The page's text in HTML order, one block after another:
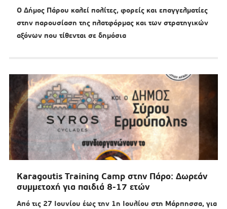
Ο Δήμος Πάρου καλεί πολίτες, φορείς και επαγγελματίες
στην παρουσίαση της πλατφόρμας και των στρατηγικών
αξόνων που τίθενται σε δημόσια
Karagoutis Training Camp στην Πάρο: Δωρεάν
συμμετοχή για παιδιά 8-17 ετών
Από τις 27 Ιουνίου έως την 1η Ιουλίου στη Μάρπησσα, για